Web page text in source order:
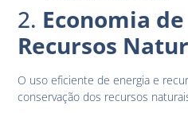
2. Economia de
Recursos
O uso eficiente de energia e
conservação dos recursos